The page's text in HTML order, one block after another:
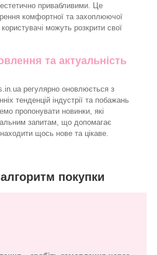
привабливими. Це
комфортної та захоплюючої
можуть розкрити свої
та актуальність
регулярно оновлюється з
тенденцій індустрії та побажань
пропонувати новинки, які
запитам, що допомагає
щось нове та цікаве.
покупки